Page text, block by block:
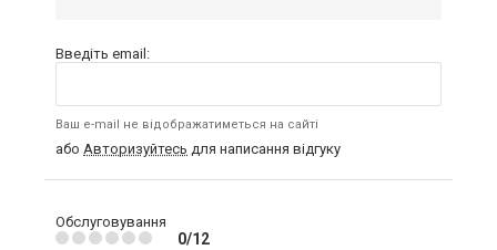
Введіть email:
Ваш e-mail не відображатиметься на сайті
або Авторизуйтесь для написання відгуку
Обслуговування
0/12